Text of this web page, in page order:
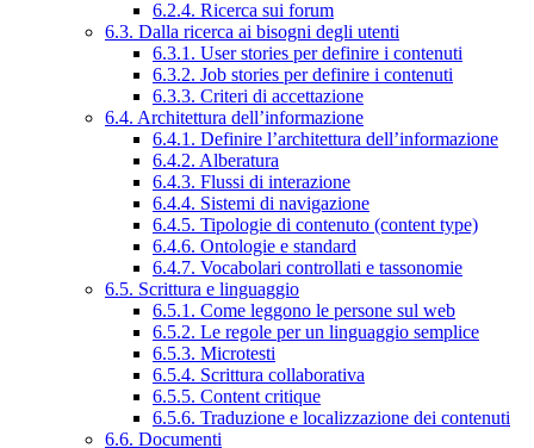
6.2.4. Ricerca sui forum
6.3. Dalla ricerca ai bisogni degli utenti
6.3.1. User stories per definire i contenuti
6.3.2. Job stories per definire i contenuti
6.3.3. Criteri di accettazione
6.4. Architettura dell’informazione
6.4.1. Definire l’architettura dell’informazione
6.4.2. Alberatura
6.4.3. Flussi di interazione
6.4.4. Sistemi di navigazione
6.4.5. Tipologie di contenuto (content type)
6.4.6. Ontologie e standard
6.4.7. Vocabolari controllati e tassonomie
6.5. Scrittura e linguaggio
6.5.1. Come leggono le persone sul web
6.5.2. Le regole per un linguaggio semplice
6.5.3. Microtesti
6.5.4. Scrittura collaborativa
6.5.5. Content critique
6.5.6. Traduzione e localizzazione dei contenuti
6.6. Documenti